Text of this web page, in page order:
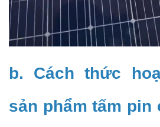
b. Cách thức
sản phẩm tấm pin